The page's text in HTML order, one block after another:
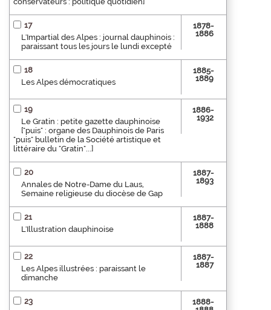
17
L'Impartial des Alpes : journal dauphinois :
paraissant tous les jours le lundi excepté
1878-
1886
18
Les Alpes démocratiques
1885-
1889
19
Le Gratin : petite gazette dauphinoise
["puis" : organe des Dauphinois de Paris
"puis" bulletin de la Société artistique et
littéraire du "Gratin"...]
1886-
1932
20
Annales de Notre-Dame du Laus,
Semaine religieuse du diocèse de Gap
1887-
1893
21
L'Illustration dauphinoise
1887-
1888
22
Les Alpes illustrées : paraissant le
dimanche
1887-
1887
23
1888-